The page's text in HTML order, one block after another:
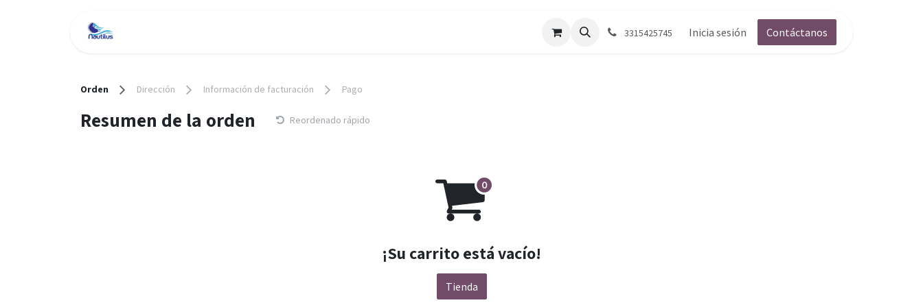
Solicitar cotizacion Blog Contáctenos
3315425745 Inicia sesión Contáctanos
Orden Dirección Información de facturación Pago
Resumen de la orden Reordenado rápido
¡Su carrito está vacío!
Tienda